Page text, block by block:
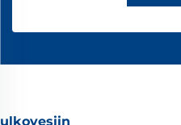
ulkovesiin